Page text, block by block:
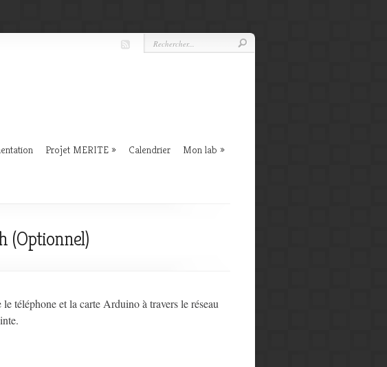
Projet MERITE Calendrier Mon lab
(Optionnel)
téléphone et la carte Arduino à travers le réseau